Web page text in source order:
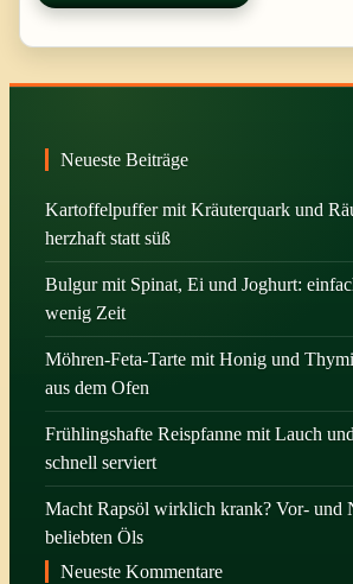
Neueste Beiträge
Kartoffelpuffer mit Kräuterquark und
herzhaft statt süß
Bulgur mit Spinat, Ei und Joghurt:
wenig Zeit
Möhren-Feta-Tarte mit Honig und
aus dem Ofen
Frühlingshafte Reispfanne mit Lauch
schnell serviert
Macht Rapsöl wirklich krank? Vor- und
beliebten Öls
Neueste Kommentare